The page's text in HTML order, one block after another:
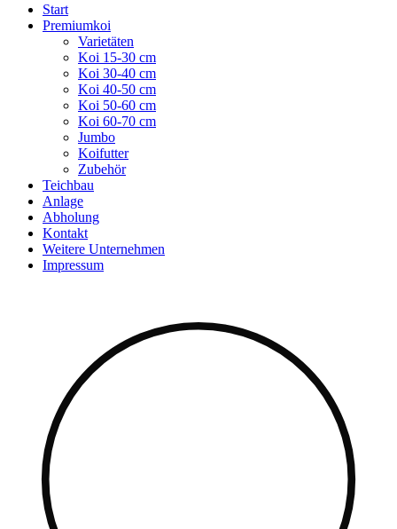
Start
Premiumkoi
Varietäten
Koi 15-30 cm
Koi 30-40 cm
Koi 40-50 cm
Koi 50-60 cm
Koi 60-70 cm
Jumbo
Koifutter
Zubehör
Teichbau
Anlage
Abholung
Kontakt
Weitere Unternehmen
Impressum